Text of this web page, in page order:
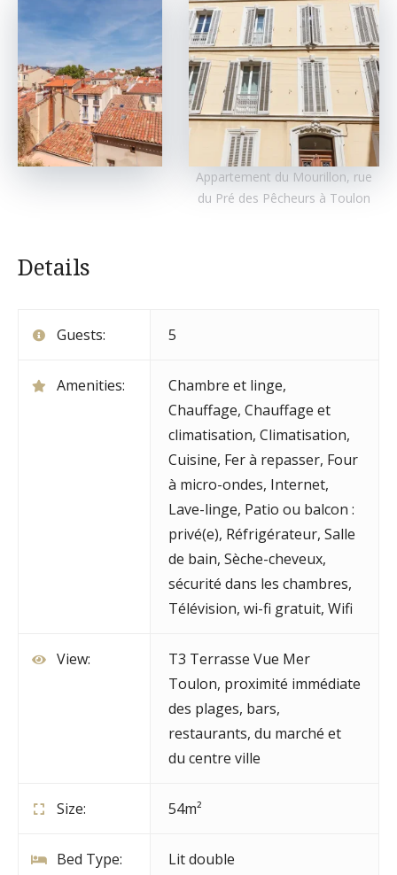
Appartement du Mourillon, rue
du Pré des Pêcheurs à Toulon
Details
Guests: 5
Amenities: Chambre et linge,
Chauffage, Chauffage et
climatisation, Climatisation,
Cuisine, Fer à repasser, Four
à micro-ondes, Internet,
Lave-linge, Patio ou balcon :
privé(e), Réfrigérateur, Salle
de bain, Sèche-cheveux,
sécurité dans les chambres,
Télévision, wi-fi gratuit, Wifi
View:
T3 Terrasse Vue Mer
Toulon, proximité immédiate
des plages, bars,
restaurants, du marché et
du centre ville
Size: 54m²
Bed Type: Lit double